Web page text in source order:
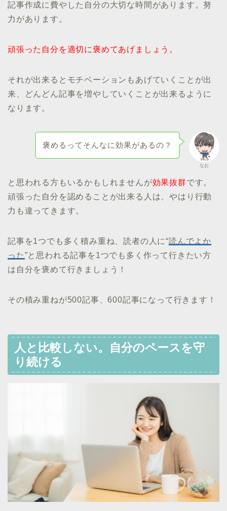
記事作成に費やした自分の大切な時間があります。努
力があります。
頑張った自分を適切に褒めてあげましょう。
それが出来るとモチベーションもあげていくことが出
来、どんどん記事を増やしていくことが出来るように
なります。
なお
褒めるってそんなに効果があるの？
と思われる方もいるかもしれませんが効果抜群です。
頑張った自分を認めることが出来る人は、やはり行動
力も違ってきます。
記事を1つでも多く積み重ね、読者の人に“読んでよか
った”と思われる記事を1つでも多く作って行きたい方
は自分を褒めて行きましょう！
その積み重ねが500記事、600記事になって行きます！
人と比較しない。自分のペースを守
り続ける